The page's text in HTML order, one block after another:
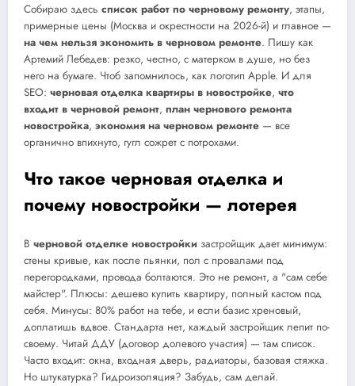
Собираю здесь список работ по черновому ремонту, этапы,
примерные цены (Москва и окрестности на 2026-й) и главное —
на чем нельзя экономить в черновом ремонте. Пишу как
Артемий Лебедев: резко, честно, с матерком в душе, но без
него на бумаге. Чтоб запомнилось, как логотип Apple. И для
SEO: черновая отделка квартиры в новостройке, что
входит в черновой ремонт, план чернового ремонта
новостройка, экономия на черновом ремонте — все
органично впихнуто, гугл сожрет с потрохами.
Что такое черновая отделка и
почему новостройки — лотерея
В черновой отделке новостройки застройщик дает минимум:
стены кривые, как после пьянки, пол с провалами под
перегородками, провода болтаются. Это не ремонт, а "сам себе
майстер". Плюсы: дешево купить квартиру, полный кастом под
себя. Минусы: 80% работ на тебе, и если базис хреновый,
доплатишь вдвое. Стандарта нет, каждый застройщик лепит по-
своему. Читай ДДУ (договор долевого участия) — там список.
Часто входит: окна, входная дверь, радиаторы, базовая стяжка.
Но штукатурка? Гидроизоляция? Забудь, сам делай.